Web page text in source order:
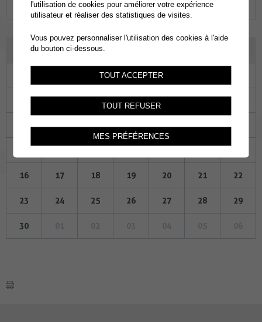
27 28 29 30 31
SEPTEMBRE 2024
Me Je Ve
27 28 29 30 31
03 04 05 06 07
16 17 18 19 20 21 22
23 24 25 26 27 28 29
30
l'utilisation de cookies pour améliorer votre expérience
utilisateur et réaliser des statistiques de visites.
Vous pouvez personnaliser l'utilisation des cookies à l'aide
du bouton ci-dessous.
TOUT ACCEPTER
TOUT REFUSER
MES PRÉFÉRENCES